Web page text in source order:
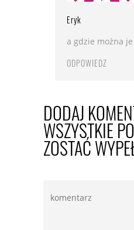
Eryk
a gdzie można
ODPOWIEDZ
DODAJ
WSZYSTKIE
ZOSTAĆ